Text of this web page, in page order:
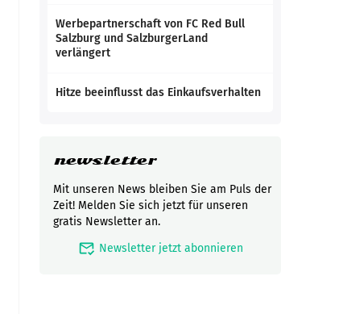
Werbepartnerschaft von FC Red Bull
Salzburg und SalzburgerLand
verlängert
Hitze beeinflusst das Einkaufsverhalten
newsletter
Mit unseren News bleiben Sie am Puls der
Zeit! Melden Sie sich jetzt für unseren
gratis Newsletter an.
mark_email_read Newsletter jetzt abonnieren